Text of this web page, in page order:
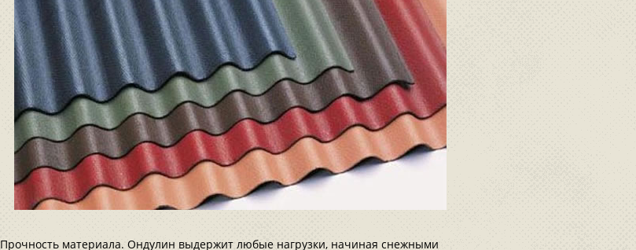
Прочность материала. Ондулин выдержит любые нагрузки, начиная снежными